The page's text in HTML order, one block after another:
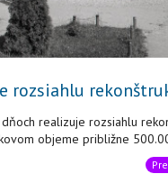
rozsiahlu
realizuje rozsiahlu
objeme približne